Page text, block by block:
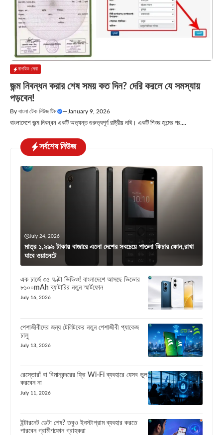
নাগরিক সেবা
জন্ম নিবন্ধন করার শেষ সময় কত দিন? দেরি করলে যে সমস্যায়
পড়বেন!
By বাংলা টেক নিউজ টিম — January 9, 2026
বাংলাদেশে জন্ম নিবন্ধন একটি অত্যন্ত গুরুত্বপূর্ণ রাষ্ট্রীয় নথি। একটি শিশুর জন্মের পর....
সর্বশেষ নিউজ
July 24, 2026
মাত্র ১,৯৯৯ টাকায় বাজারে এলো দেশের সবচেয়ে পাতলা ফিচার ফোন,রাখা
যাবে ওয়ালেটে
এক চার্জে ৩৫ ঘণ্টা ভিডিও! বাংলাদেশে আসছে ভিভোর
৮১০০mAh ব্যাটারির নতুন স্মার্টফোন
July 16, 2026
পেশাজীবীদের জন্য টেলিটকের নতুন পেশাজীবী প্যাকেজ
চালু
July 13, 2026
রেস্তোরাঁ বা বিমানবন্দরের ফ্রি Wi-Fi ব্যবহারে যেসব ভুল
করবেন না
July 11, 2026
ইন্টারনেট ডেটা শেষ? তবুও ইনস্টাগ্রাম ব্যবহার করতে
পারবেন গ্রামীণফোন গ্রাহকরা